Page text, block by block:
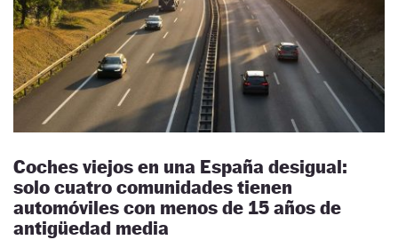
Coches viejos en una España desigual:
solo cuatro comunidades tienen
automóviles con menos de 15 años de
antigüedad media